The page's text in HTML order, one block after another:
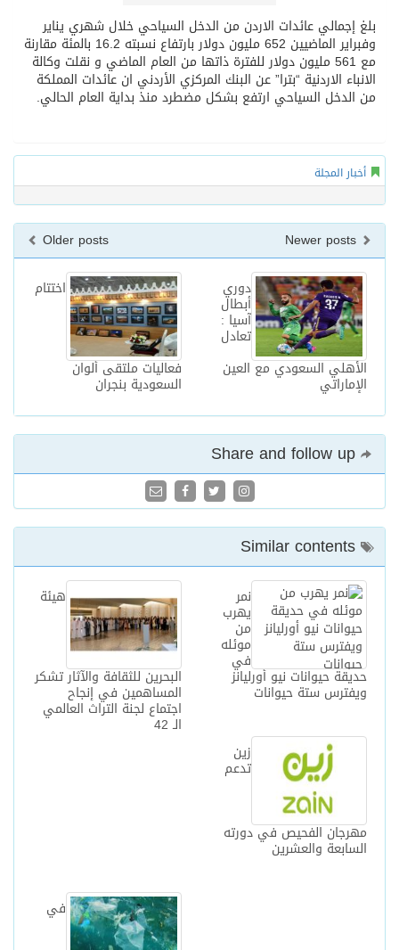
بلغ إجمالي عائدات الاردن من الدخل السياحي خلال شهري يناير
وفبراير الماضيين 652 مليون دولار بارتفاع نسبته 16.2 بالمئة مقارنة
مع 561 مليون دولار للفترة ذاتها من العام الماضي و نقلت وكالة
الانباء الاردنية “بترا” عن البنك المركزي الأردني ان عائدات المملكة
من الدخل السياحي ارتفع بشكل مضطرد منذ بداية العام الحالي.
أخبار المجلة
Older posts
اختتام
فعاليات ملتقى ألوان
السعودية بنجران
دوري
أبطال
آسيا :
تعادل
الأهلي السعودي مع العين
الإماراتي
هيئة
البحرين للثقافة والآثار تشكر
المساهمين في إنجاح
اجتماع لجنة التراث العالمي
الـ 42‎
نمر
يهرب
من
موئله
في
حديقة حيوانات نيو أورليانز
ويفترس ستة حيوانات
زين
تدعم
مهرجان الفحيص في دورته
السابعة والعشرين
في